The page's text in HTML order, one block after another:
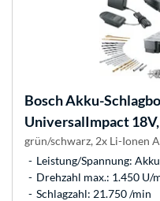
BoschAkku-
UniversalImpact
grün/schwarz, 2x Li-Ionen
Leistung/Spannung:
Drehzahl max.: 1.450 U/
Schlagzahl: 21.750 /min